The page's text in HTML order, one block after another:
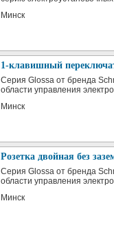
Минск
1-клавишный
Серия Glossa от бренда
области управления
Минск
Розетка двойная без
Серия Glossa от бренда
области управления
Минск